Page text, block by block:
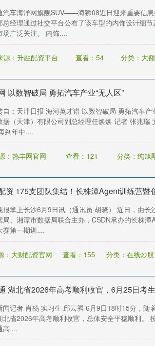
汽车海洋网旗舰SUV——海狮08近日迎来重要信息
总经理通过社交平台公布了该车型的内饰设计细
场广泛关注。 内饰....
源：升融配资平台 查看：54 分类：大
以数智破局 勇拓汽车产业“无人区”
自：天津日报 海河英才谱 以数智破局 勇拓汽车
据（天津）有限公司副总经理任焕焕 记者 张兆瑞
到年中....
：热丰网官网 查看：121 分类：纯旭
报掌上长沙6月9日讯（通讯员 胡晓） 近日，由长
局、湘潭市数据局联合主办，CSDN承办的长株潭
赛第一期训....
：大财配资官网 查看：155 分类：在线炒
闻记者 肖杨 实习生 邱云腾 6月9日18时15分，随
北省2026年高考顺利收官，总体安全平稳顺利。
高....
1.42% 沪深300 4694.44